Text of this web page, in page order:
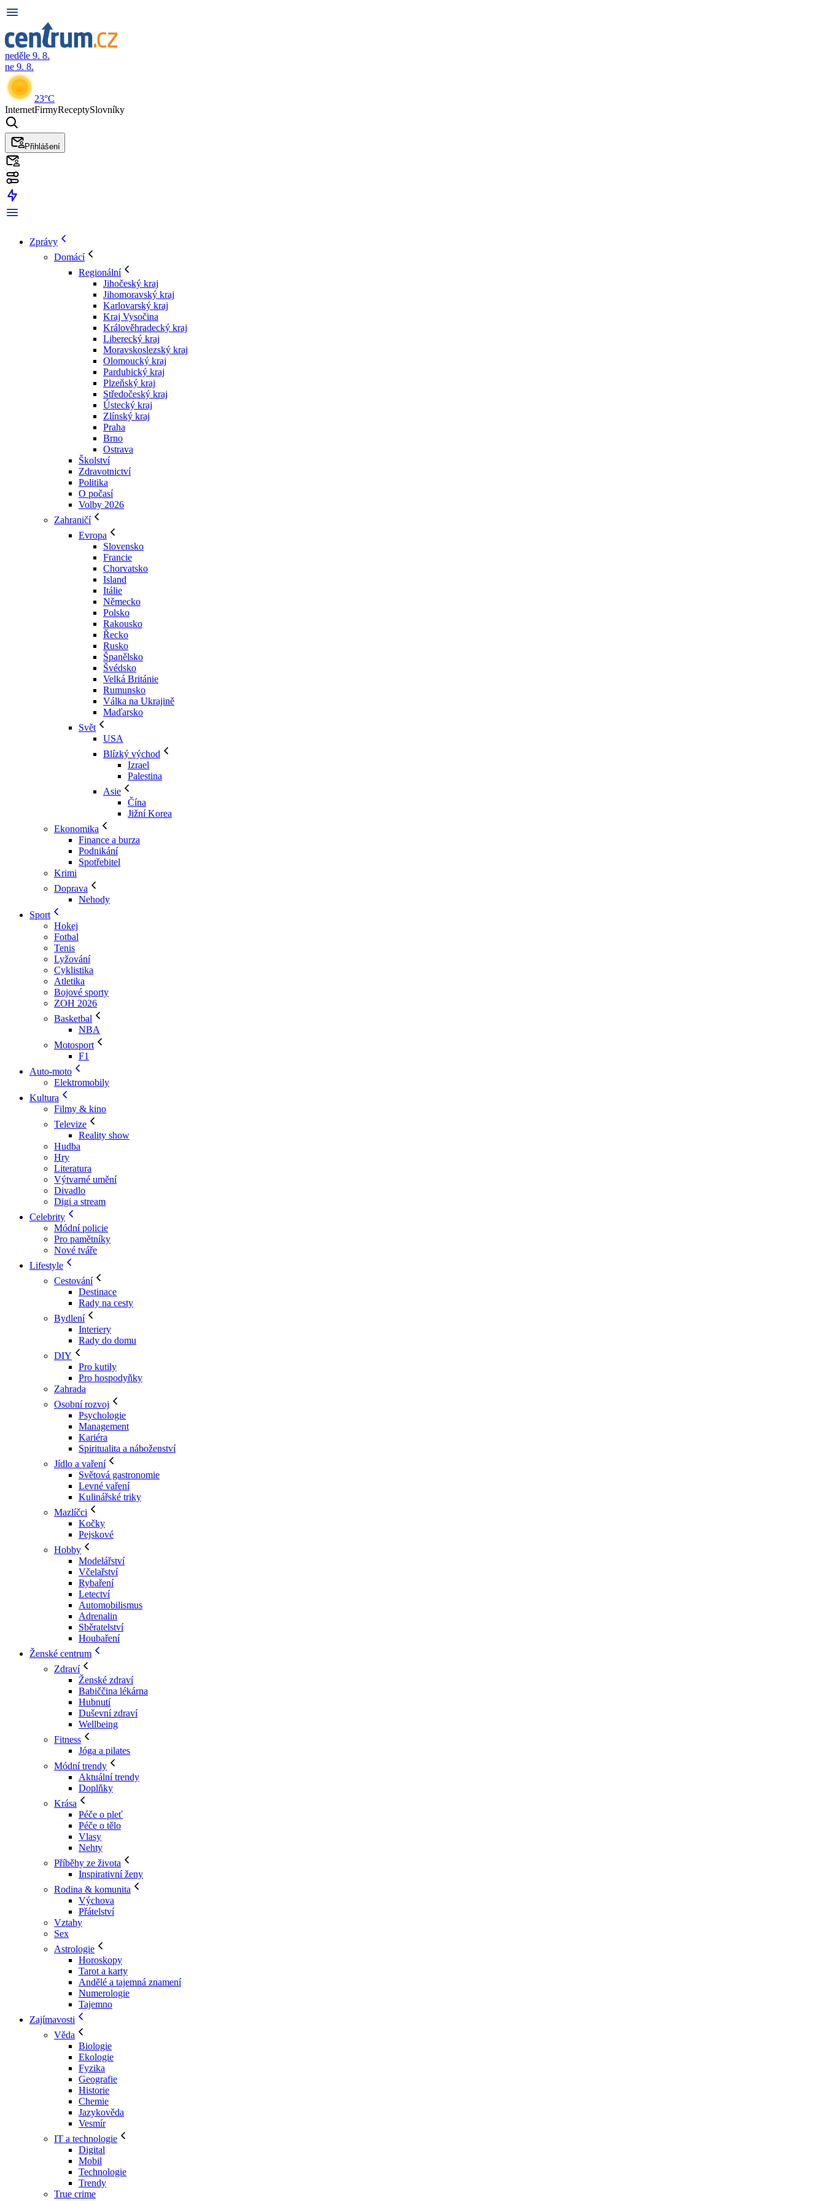
neděle 9. 8.
ne 9. 8.
23°C
InternetFirmyReceptySlovníky
Přihlášení
Zprávy
Domácí
Regionální
Jihočeský kraj
Jihomoravský kraj
Karlovarský kraj
Kraj Vysočina
Králověhradecký kraj
Liberecký kraj
Moravskoslezský kraj
Olomoucký kraj
Pardubický kraj
Plzeňský kraj
Středočeský kraj
Ústecký kraj
Zlínský kraj
Praha
Brno
Ostrava
Školství
Zdravotnictví
Politika
O počasí
Volby 2026
Zahraničí
Evropa
Slovensko
Francie
Chorvatsko
Island
Itálie
Německo
Polsko
Rakousko
Řecko
Rusko
Španělsko
Švédsko
Velká Británie
Rumunsko
Válka na Ukrajině
Maďarsko
Svět
USA
Blízký východ
Izrael
Palestina
Asie
Čína
Jižní Korea
Ekonomika
Finance a burza
Podnikání
Spotřebitel
Krimi
Doprava
Nehody
Sport
Hokej
Fotbal
Tenis
Lyžování
Cyklistika
Atletika
Bojové sporty
ZOH 2026
Basketbal
NBA
Motosport
F1
Auto-moto
Elektromobily
Kultura
Filmy & kino
Televize
Reality show
Hudba
Hry
Literatura
Výtvarné umění
Divadlo
Digi a stream
Celebrity
Módní policie
Pro pamětníky
Nové tváře
Lifestyle
Cestování
Destinace
Rady na cesty
Bydlení
Interiery
Rady do domu
DIY
Pro kutily
Pro hospodyňky
Zahrada
Osobní rozvoj
Psychologie
Management
Kariéra
Spiritualita a náboženství
Jídlo a vaření
Světová gastronomie
Levné vaření
Kulinářské triky
Mazlíčci
Kočky
Pejskové
Hobby
Modelářství
Včelařství
Rybaření
Letectví
Automobilismus
Adrenalin
Sběratelství
Houbaření
Ženské centrum
Zdraví
Ženské zdraví
Babiččina lékárna
Hubnutí
Duševní zdraví
Wellbeing
Fitness
Jóga a pilates
Módní trendy
Aktuální trendy
Doplňky
Krása
Péče o pleť
Péče o tělo
Vlasy
Nehty
Příběhy ze života
Inspirativní ženy
Rodina & komunita
Výchova
Přátelství
Vztahy
Sex
Astrologie
Horoskopy
Tarot a karty
Andělé a tajemná znamení
Numerologie
Tajemno
Zajímavosti
Věda
Biologie
Ekologie
Fyzika
Geografie
Historie
Chemie
Jazykověda
Vesmír
IT a technologie
Digital
Mobil
Technologie
Trendy
True crime